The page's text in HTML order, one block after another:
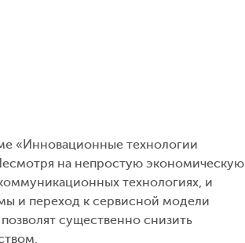
«Инновационные технологии
на непростую экономическую
технологиях, и
и переход к сервисной модели
существенно снизить